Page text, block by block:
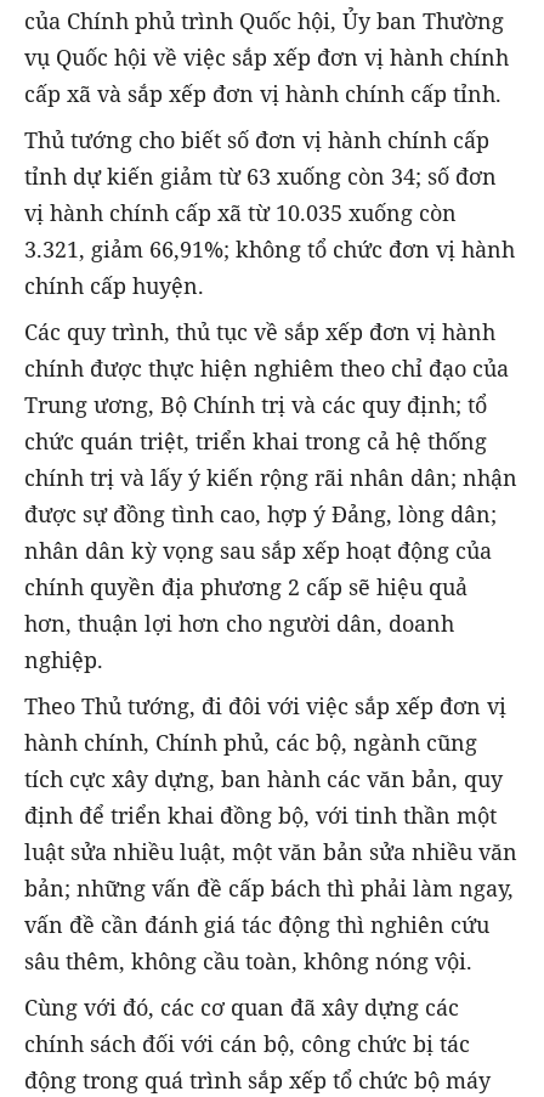
của Chính phủ trình Quốc hội, Ủy ban Thường
vụ Quốc hội về việc sắp xếp đơn vị hành chính
cấp xã và sắp xếp đơn vị hành chính cấp tỉnh.
Thủ tướng cho biết số đơn vị hành chính cấp
tỉnh dự kiến giảm từ 63 xuống còn 34; số đơn
vị hành chính cấp xã từ 10.035 xuống còn
3.321, giảm 66,91%; không tổ chức đơn vị hành
chính cấp huyện.
Các quy trình, thủ tục về sắp xếp đơn vị hành
chính được thực hiện nghiêm theo chỉ đạo của
Trung ương, Bộ Chính trị và các quy định; tổ
chức quán triệt, triển khai trong cả hệ thống
chính trị và lấy ý kiến rộng rãi nhân dân; nhận
được sự đồng tình cao, hợp ý Đảng, lòng dân;
nhân dân kỳ vọng sau sắp xếp hoạt động của
chính quyền địa phương 2 cấp sẽ hiệu quả
hơn, thuận lợi hơn cho người dân, doanh
nghiệp.
Theo Thủ tướng, đi đôi với việc sắp xếp đơn vị
hành chính, Chính phủ, các bộ, ngành cũng
tích cực xây dựng, ban hành các văn bản, quy
định để triển khai đồng bộ, với tinh thần một
luật sửa nhiều luật, một văn bản sửa nhiều văn
bản; những vấn đề cấp bách thì phải làm ngay,
vấn đề cần đánh giá tác động thì nghiên cứu
sâu thêm, không cầu toàn, không nóng vội.
Cùng với đó, các cơ quan đã xây dựng các
chính sách đối với cán bộ, công chức bị tác
động trong quá trình sắp xếp tổ chức bộ máy